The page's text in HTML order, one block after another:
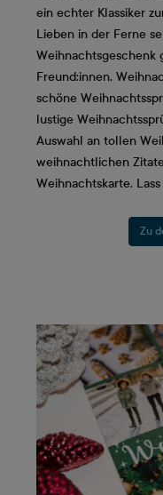
ein echter Klassiker
Lieben in der Ferne
Weihnachtsgeschenk
Freund:innen,
schöne
lustige
Auswahl an tollen
weihnachtlichen
Weihnachtskarte.
Zu